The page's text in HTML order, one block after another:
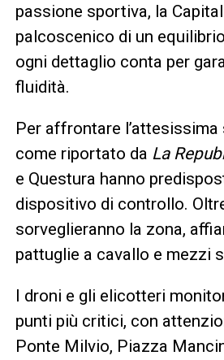
passione sportiva, la
palcoscenico di un
ogni dettaglio conta per
fluidità.
Per affrontare
come riportato da La
e Questura hanno
dispositivo di controllo.
sorveglieranno la zona,
pattuglie a cavallo e mezzi
I droni e gli elicotteri
punti più critici, con
Ponte Milvio, Piazza